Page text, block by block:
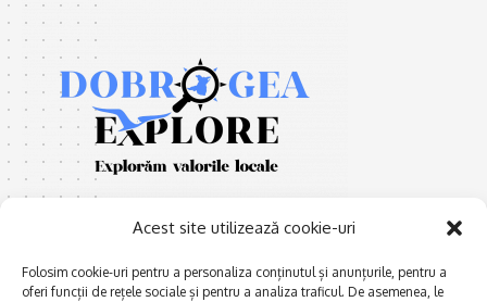
Acest site utilizează cookie-uri
Folosim cookie-uri pentru a personaliza conținutul și anunțurile, pentru a
oferi funcții de rețele sociale și pentru a analiza traficul. De asemenea, le